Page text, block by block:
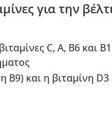
για την
C, A, B6 και
B9) και η βιταμίνη